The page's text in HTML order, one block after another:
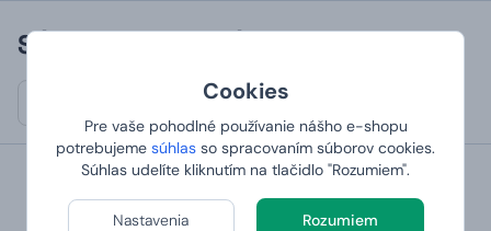
Cookies
Pre vaše pohodlné používanie nášho e-shopu
potrebujeme súhlas so spracovaním súborov cookies.
Súhlas udelíte kliknutím na tlačidlo "Rozumiem".
Nastavenia Rozumiem
SÚVISIACE KATEGÓRIE
ĎALŠIE ZAUJÍMAVÉ ČLÁNKY